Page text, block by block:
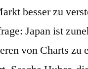
besser zu
Japan ist
von Charts zu